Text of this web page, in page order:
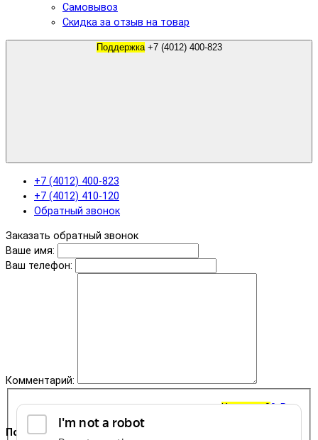
Корзина 00 ₽
Поддержка
Самовывоз
Скидка за отзыв на товар
Поддержка +7 (4012) 400-823
+7 (4012) 400-823
+7 (4012) 410-120
Обратный звонок
Заказать обратный звонок
Ваше имя:
Ваш телефон:
Комментарий: